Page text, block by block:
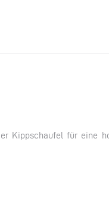
Kippschaufel für eine